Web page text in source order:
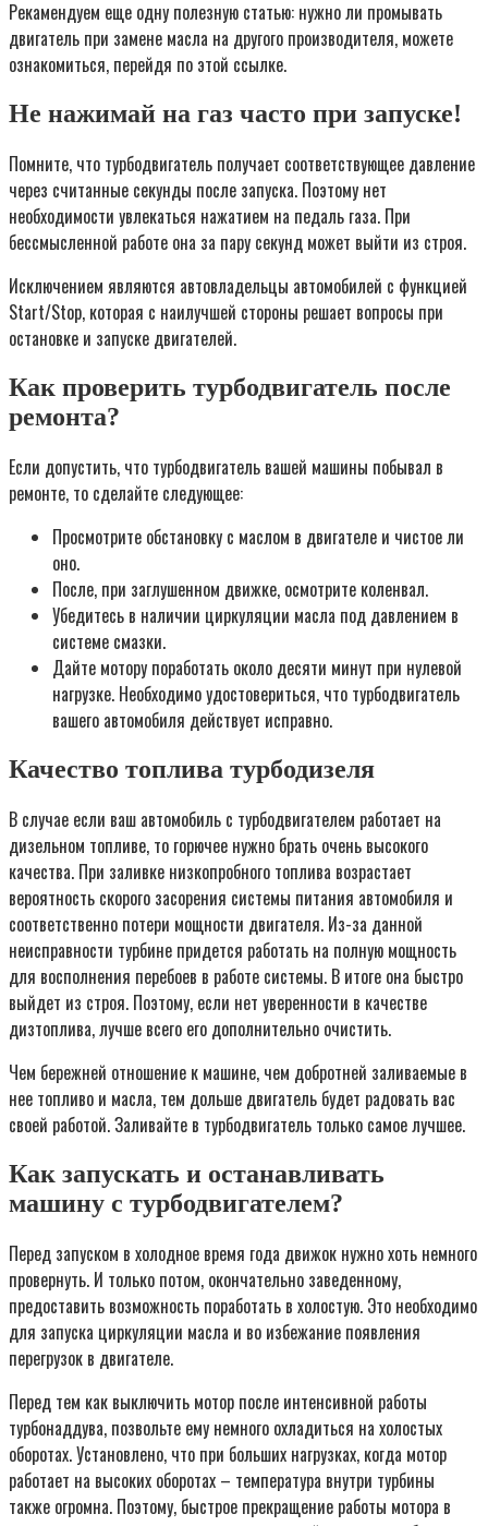
Рекамендуем еще одну полезную статью: нужно ли промывать
двигатель при замене масла на другого производителя, можете
ознакомиться, перейдя по этой ссылке.
Не нажимай на газ часто при запуске!
Помните, что турбодвигатель получает соответствующее давление
через считанные секунды после запуска. Поэтому нет
необходимости увлекаться нажатием на педаль газа. При
бессмысленной работе она за пару секунд может выйти из строя.
Исключением являются автовладельцы автомобилей с функцией
Start/Stop, которая с наилучшей стороны решает вопросы при
остановке и запуске двигателей.
Как проверить турбодвигатель после
ремонта?
Если допустить, что турбодвигатель вашей машины побывал в
ремонте, то сделайте следующее:
Просмотрите обстановку с маслом в двигателе и чистое ли
оно.
После, при заглушенном движке, осмотрите коленвал.
Убедитесь в наличии циркуляции масла под давлением в
системе смазки.
Дайте мотору поработать около десяти минут при нулевой
нагрузке. Необходимо удостовериться, что турбодвигатель
вашего автомобиля действует исправно.
Качество топлива турбодизеля
В случае если ваш автомобиль с турбодвигателем работает на
дизельном топливе, то горючее нужно брать очень высокого
качества. При заливке низкопробного топлива возрастает
вероятность скорого засорения системы питания автомобиля и
соответственно потери мощности двигателя. Из-за данной
неисправности турбине придется работать на полную мощность
для восполнения перебоев в работе системы. В итоге она быстро
выйдет из строя. Поэтому, если нет уверенности в качестве
дизтоплива, лучше всего его дополнительно очистить.
Чем бережней отношение к машине, чем добротней заливаемые в
нее топливо и масла, тем дольше двигатель будет радовать вас
своей работой. Заливайте в турбодвигатель только самое лучшее.
Как запускать и останавливать
машину с турбодвигателем?
Перед запуском в холодное время года движок нужно хоть немного
провернуть. И только потом, окончательно заведенному,
предоставить возможность поработать в холостую. Это необходимо
для запуска циркуляции масла и во избежание появления
перегрузок в двигателе.
Перед тем как выключить мотор после интенсивной работы
турбонаддува, позвольте ему немного охладиться на холостых
оборотах. Установлено, что при больших нагрузках, когда мотор
работает на высоких оборотах – температура внутри турбины
также огромна. Поэтому, быстрое прекращение работы мотора в